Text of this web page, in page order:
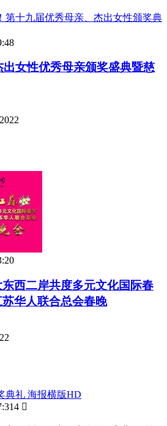
女性优秀母亲颁奖盛典暨慈
东西二岸共度多元文化国际春
华人联合总会春晚
4